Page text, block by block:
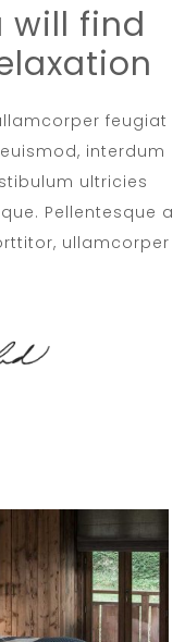
will find
feugiat
interdum
ultricies
Pellentesque a
ullamcorper